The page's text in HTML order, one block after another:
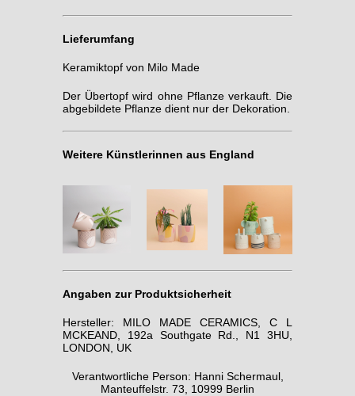
Lieferumfang
Keramiktopf von Milo Made
Der Übertopf wird ohne Pflanze verkauft. Die
abgebildete Pflanze dient nur der Dekoration.
Weitere Künstlerinnen aus England
Angaben zur Produktsicherheit
Hersteller: MILO MADE CERAMICS, C L
MCKEAND, 192a Southgate Rd., N1 3HU,
LONDON, UK
Verantwortliche Person: Hanni Schermaul,
Manteuffelstr. 73, 10999 Berlin